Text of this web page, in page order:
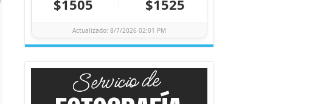
$1505 $1525
Actualizado: 8/7/2026 02:01 PM